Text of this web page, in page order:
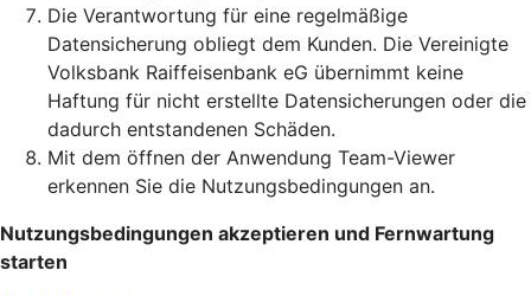
Die Verantwortung für eine regelmäßige
Datensicherung obliegt dem Kunden. Die Vereinigte
Volksbank Raiffeisenbank eG übernimmt keine
Haftung für nicht erstellte Datensicherungen oder die
dadurch entstandenen Schäden.
Mit dem öffnen der Anwendung Team-Viewer
erkennen Sie die Nutzungsbedingungen an.
Nutzungsbedingungen akzeptieren und Fernwartung
starten